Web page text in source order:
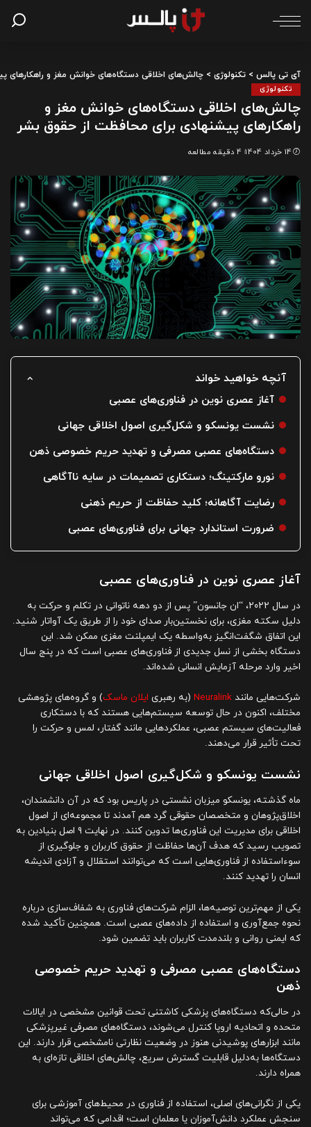
آی تی پالس > تکنولوژی > چالش‌های اخلاقی دستگاه‌های خوانش مغز و راهکارهای
تکنولوژی
چالش‌های اخلاقی دستگاه‌های خوانش مغز و
راهکارهای پیشنهادی برای محافظت از حقوق بشر
14 خرداد 1404 4 دقیقه مطالعه
آنچه خواهید خواند
آغاز عصری نوین در فناوری‌های عصبی
نشست یونسکو و شکل‌گیری اصول اخلاقی جهانی
دستگاه‌های عصبی مصرفی و تهدید حریم خصوصی ذهن
نورو مارکتینگ؛ دستکاری تصمیمات در سایه ناآگاهی
رضایت آگاهانه؛ کلید حفاظت از حریم ذهنی
ضرورت استاندارد جهانی برای فناوری‌های عصبی
آغاز عصری نوین در فناوری‌های عصبی
در سال ۲۰۲۲، “ان جانسون” پس از دو دهه ناتوانی در تکلم و حرکت به
دلیل سکته مغزی، برای نخستین‌بار صدای خود را از طریق یک آواتار شنید.
این اتفاق شگفت‌انگیز به‌واسطه یک ایمپلنت مغزی ممکن شد. این
دستگاه بخشی از نسل جدیدی از فناوری‌های عصبی است که در پنج سال
اخیر وارد مرحله آزمایش انسانی شده‌اند.
شرکت‌هایی مانند Neuralink (به رهبری ایلان ماسک) و گروه‌های پژوهشی
مختلف، اکنون در حال توسعه سیستم‌هایی هستند که با دستکاری
فعالیت‌های سیستم عصبی، عملکردهایی مانند گفتار، لمس و حرکت را
تحت تأثیر قرار می‌دهند.
نشست یونسکو و شکل‌گیری اصول اخلاقی جهانی
ماه گذشته، یونسکو میزبان نشستی در پاریس بود که در آن دانشمندان،
اخلاق‌پژوهان و متخصصان حقوقی گرد هم آمدند تا مجموعه‌ای از اصول
اخلاقی برای مدیریت این فناوری‌ها تدوین کنند. در نهایت ۹ اصل بنیادین به
تصویب رسید که هدف آن‌ها حفاظت از حقوق کاربران و جلوگیری از
سوء‌استفاده از فناوری‌هایی است که می‌توانند استقلال و آزادی اندیشه
انسان را تهدید کنند.
یکی از مهم‌ترین توصیه‌ها، الزام شرکت‌های فناوری به شفاف‌سازی درباره
نحوه جمع‌آوری و استفاده از داده‌های عصبی است. همچنین تأکید شده
که ایمنی روانی و بلندمدت کاربران باید تضمین شود.
دستگاه‌های عصبی مصرفی و تهدید حریم خصوصی
ذهن
در حالی‌که دستگاه‌های پزشکی کاشتنی تحت قوانین مشخصی در ایالات
متحده و اتحادیه اروپا کنترل می‌شوند، دستگاه‌های مصرفی غیرپزشکی
مانند ابزارهای پوشیدنی هنوز در وضعیت نظارتی نامشخصی قرار دارند. این
دستگاه‌ها به‌دلیل قابلیت گسترش سریع، چالش‌های اخلاقی تازه‌ای به
همراه دارند.
یکی از نگرانی‌های اصلی، استفاده از فناوری در محیط‌های آموزشی برای
سنجش عملکرد دانش‌آموزان یا معلمان است؛ اقدامی که می‌تواند